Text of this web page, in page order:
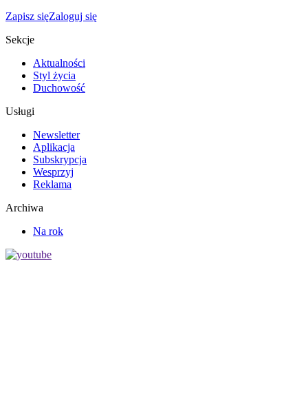
Zapisz sięZaloguj się
Sekcje
Aktualności
Styl życia
Duchowość
Usługi
Newsletter
Aplikacja
Subskrypcja
Wesprzyj
Reklama
Archiwa
Na rok